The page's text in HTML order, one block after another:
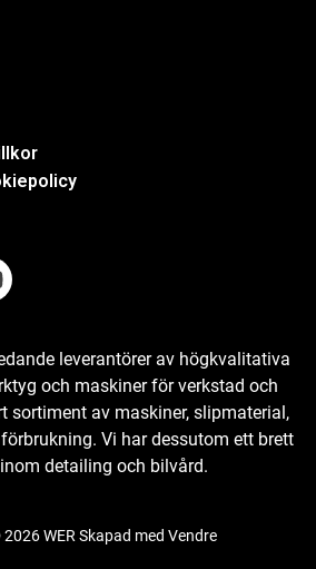
leverantörer av högkvalitativa
och maskiner för verkstad och
sortiment av maskiner, slipmaterial,
Vi har dessutom ett brett
detailing och bilvård.
WER Skapad med Vendre